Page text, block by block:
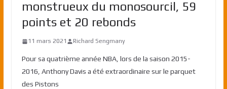
monstrueux du monosourcil, 59
points et 20 rebonds
11 mars 2021 Richard Sengmany
Pour sa quatrième année NBA, lors de la saison 2015-
2016, Anthony Davis a été extraordinaire sur le parquet
des Pistons